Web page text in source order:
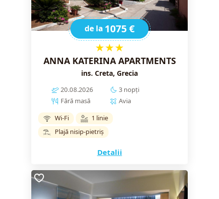
de la 1075 €
★★★
ANNA KATERINA APARTMENTS
ins. Creta, Grecia
20.08.2026
3 nopți
Fără masă
Avia
Wi-Fi
1 linie
Plajă nisip-pietriș
Detalii